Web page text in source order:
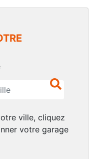
ville, cliquez
votre garage